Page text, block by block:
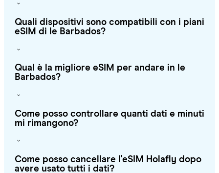
Quali dispositivi sono compatibili con i piani
eSIM di le Barbados?
Qual è la migliore eSIM per andare in le
Barbados?
Come posso controllare quanti dati e minuti
mi rimangono?
Come posso cancellare l'eSIM Holafly dopo
avere usato tutti i dati?